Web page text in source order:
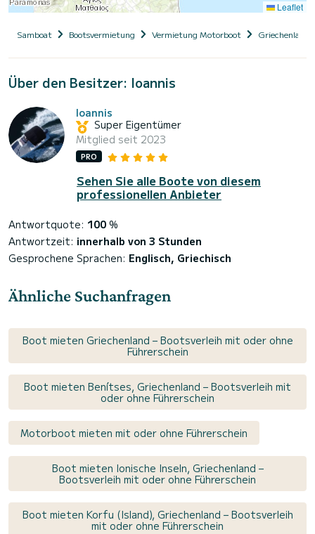
Leaflet
Samboat Bootsvermietung Vermietung Motorboot Griechenland
Über den Besitzer: Ioannis
Ioannis
Super Eigentümer
Mitglied seit 2023
PRO
Sehen Sie alle Boote von diesem
professionellen Anbieter
Antwortquote: 100 %
Antwortzeit: innerhalb von 3 Stunden
Gesprochene Sprachen: Englisch, Griechisch
Ähnliche Suchanfragen
Boot mieten Griechenland – Bootsverleih mit oder ohne
Führerschein
Boot mieten Benítses, Griechenland – Bootsverleih mit
oder ohne Führerschein
Motorboot mieten mit oder ohne Führerschein
Boot mieten Ionische Inseln, Griechenland –
Bootsverleih mit oder ohne Führerschein
Boot mieten Korfu (Island), Griechenland – Bootsverleih
mit oder ohne Führerschein